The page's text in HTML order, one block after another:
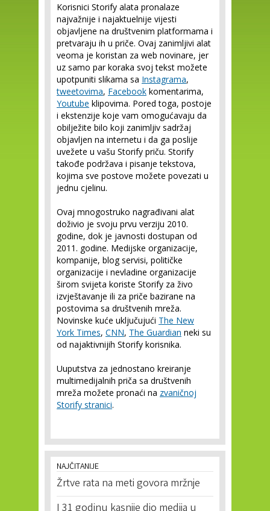
Korisnici Storify alata pronalaze
najvažnije i najaktuelnije vijesti
objavljene na društvenim platformama i
pretvaraju ih u priče. Ovaj zanimljivi alat
veoma je koristan za web novinare, jer
uz samo par koraka svoj tekst možete
upotpuniti slikama sa Instagrama,
tweetovima, Facebook komentarima,
Youtube klipovima. Pored toga, postoje
i ekstenzije koje vam omogućavaju da
obilježite bilo koji zanimljiv sadržaj
objavljen na internetu i da ga poslije
uvežete u vašu Storify priču. Storify
takođe podržava i pisanje tekstova,
kojima sve postove možete povezati u
jednu cjelinu.
Ovaj mnogostruko nagrađivani alat
doživio je svoju prvu verziju 2010.
godine, dok je javnosti dostupan od
2011. godine. Medijske organizacije,
kompanije, blog servisi, političke
organizacije i nevladine organizacije
širom svijeta koriste Storify za živo
izvještavanje ili za priče bazirane na
postovima sa društvenih mreža.
Novinske kuće uključujući The New
York Times, CNN, The Guardian neki su
od najaktivnijih Storify korisnika.
Uuputstva za jednostano kreiranje
multimedijalnih priča sa društvenih
mreža možete pronaći na zvaničnoj
Storify stranici.
NAJČITANIJE
Žrtve rata na meti govora mržnje